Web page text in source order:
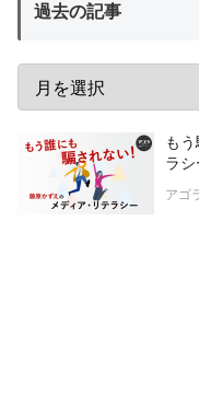
過去の記事
も
ラシ
アゴ